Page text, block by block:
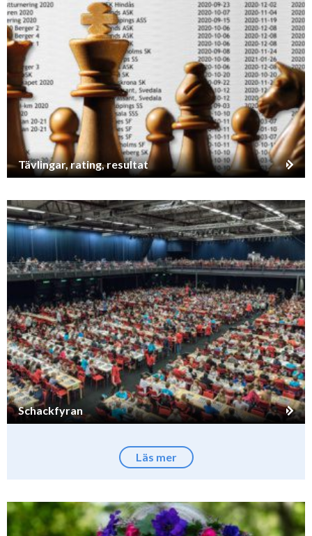
Tävlingar, rating, resultat
Schackfyran
Läs mer